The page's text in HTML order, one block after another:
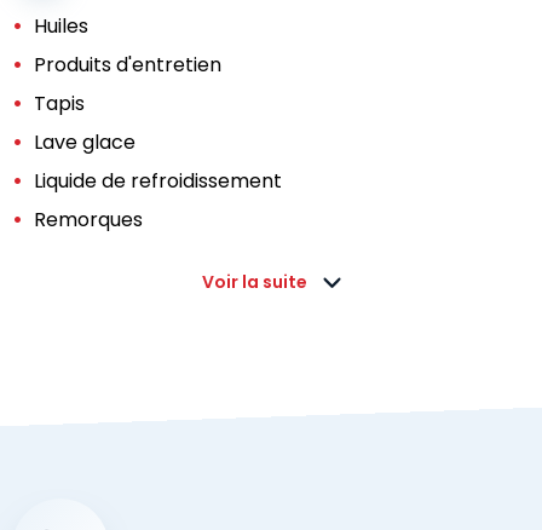
Huiles
Produits d'entretien
Tapis
Lave glace
Liquide de refroidissement
Remorques
Voir la suite